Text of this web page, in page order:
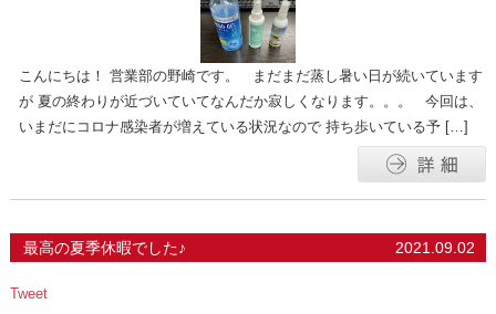
こんにちは！ 営業部の野崎です。 まだまだ蒸し暑い日が続いています
が 夏の終わりが近づいていてなんだか寂しくなります。。。 今回は、
いまだにコロナ感染者が増えている状況なので 持ち歩いている予 […]
最高の夏季休暇でした♪ 2021.09.02
Tweet